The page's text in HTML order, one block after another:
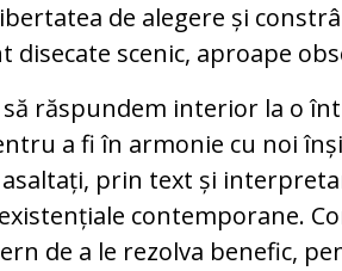
de alegere și
disecate scenic, aproape
răspundem interior la o
a fi în armonie cu noi
prin text și
contemporane.
de a le rezolva benefic,